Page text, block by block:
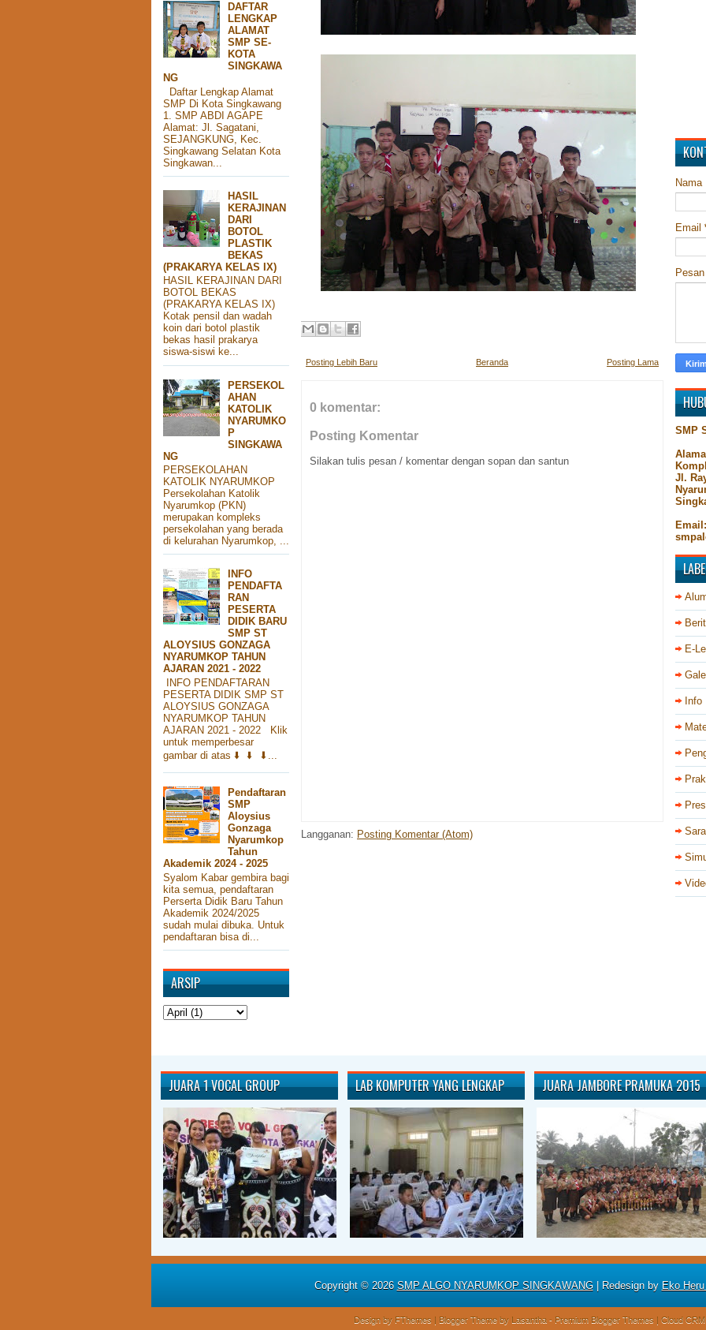
DAFTAR
LENGKAP
ALAMAT
SMP SE-
KOTA
SINGKAWA
NG
Daftar Lengkap Alamat
SMP Di Kota Singkawang
1. SMP ABDI AGAPE
Alamat: Jl. Sagatani,
SEJANGKUNG, Kec.
Singkawang Selatan Kota
Singkawan...
HASIL
KERAJINAN
DARI
BOTOL
PLASTIK
BEKAS
(PRAKARYA KELAS IX)
HASIL KERAJINAN DARI
BOTOL BEKAS
(PRAKARYA KELAS IX)
Kotak pensil dan wadah
koin dari botol plastik
bekas hasil prakarya
siswa-siswi ke...
PERSEKOL
AHAN
KATOLIK
NYARUMKO
P
SINGKAWA
NG
PERSEKOLAHAN
KATOLIK NYARUMKOP
Persekolahan Katolik
Nyarumkop (PKN)
merupakan kompleks
persekolahan yang berada
di kelurahan Nyarumkop, ...
INFO
PENDAFTA
RAN
PESERTA
DIDIK BARU
SMP ST
ALOYSIUS GONZAGA
NYARUMKOP TAHUN
AJARAN 2021 - 2022
INFO PENDAFTARAN
PESERTA DIDIK SMP ST
ALOYSIUS GONZAGA
NYARUMKOP TAHUN
AJARAN 2021 - 2022 Klik
untuk memperbesar
gambar di atas ⬇️ ⬇️ ⬇...
Pendaftaran
SMP
Aloysius
Gonzaga
Nyarumkop
Tahun
Akademik 2024 - 2025
Syalom Kabar gembira bagi
kita semua, pendaftaran
Perserta Didik Baru Tahun
Akademik 2024/2025
sudah mulai dibuka. Untuk
pendaftaran bisa di...
ARSIP
Posting Lebih Baru Posting Lama
Beranda
0 komentar:
Posting Komentar
Silakan tulis pesan / komentar dengan sopan dan santun
Langganan: Posting Komentar (Atom)
Nama
Email
Pesan
SMP
Jl.
Email:
E-
Info
JUARA 1 VOCAL GROUP LAB KOMPUTER YANG LENGKAP JUARA JAMBORE PRAMUKA 2015
Copyright © 2026 SMP ALGO NYARUMKOP SINGKAWANG| Redesign by Eko
Design by FThemes | Blogger Theme by Lasantha - Premium Blogger Themes | Cloud CRM